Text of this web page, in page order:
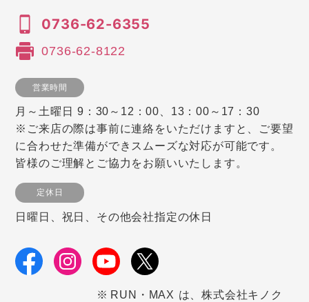
0736-62-6355
0736-62-8122
営業時間
月～土曜日 9：30～12：00、13：00～17：30
※ご来店の際は事前に連絡をいただけますと、ご要望
に合わせた準備ができスムーズな対応が可能です。
皆様のご理解とご協力をお願いいたします。
定休日
日曜日、祝日、その他会社指定の休日
RUN・MAX は、株式会社キノク